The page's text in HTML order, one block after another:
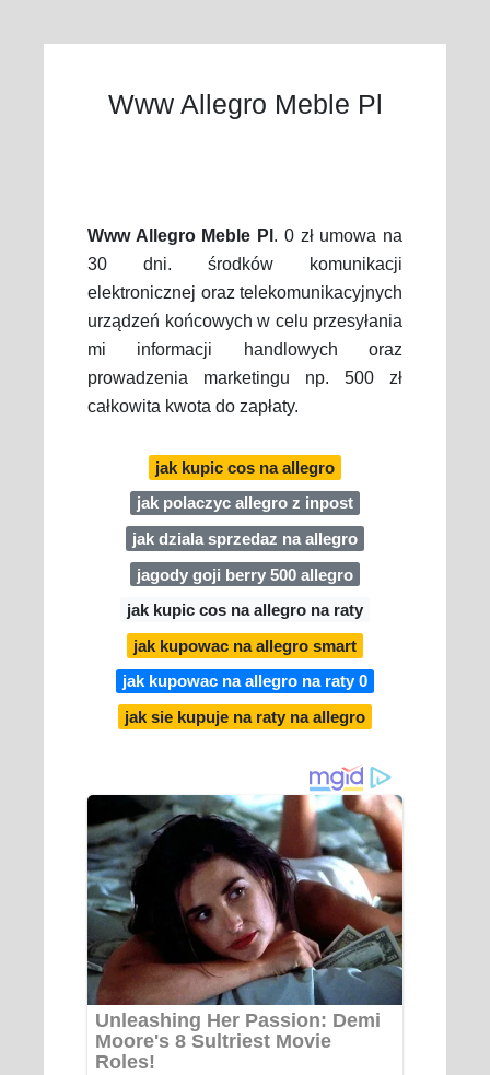
Www Allegro Meble Pl
Www Allegro Meble Pl . 0 zł umowa na
30 dni. środków komunikacji
elektronicznej oraz telekomunikacyjnych
urządzeń końcowych w celu przesyłania
mi informacji handlowych oraz
prowadzenia marketingu np. 500 zł
całkowita kwota do zapłaty.
jak kupic cos na allegro
jak polaczyc allegro z inpost
jak dziala sprzedaz na allegro
jagody goji berry 500 allegro
jak kupic cos na allegro na raty
jak kupowac na allegro smart
jak kupowac na allegro na raty 0
jak sie kupuje na raty na allegro